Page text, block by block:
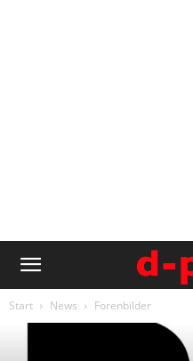
Start News Forenbilder